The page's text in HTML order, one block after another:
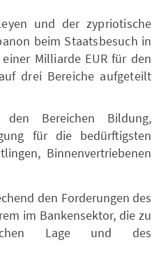
und der zypriotische
beim Staatsbesuch in
Milliarde EUR für den
drei Bereiche aufgeteilt
Bereichen Bildung,
für die bedürftigsten
Binnenvertriebenen
den Forderungen des
im Bankensektor, die zu
Lage und des